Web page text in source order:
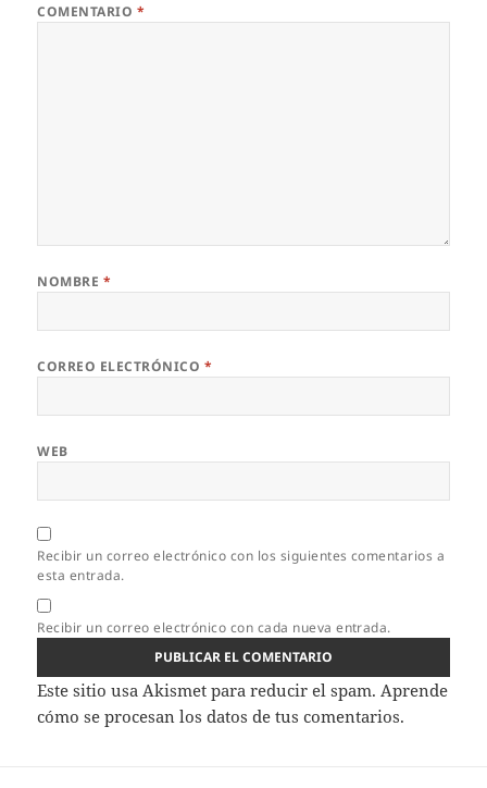
COMENTARIO *
NOMBRE *
CORREO ELECTRÓNICO *
WEB
Recibir un correo electrónico con los siguientes comentarios a
esta entrada.
Recibir un correo electrónico con cada nueva entrada.
Este sitio usa Akismet para reducir el spam. Aprende
cómo se procesan los datos de tus comentarios.